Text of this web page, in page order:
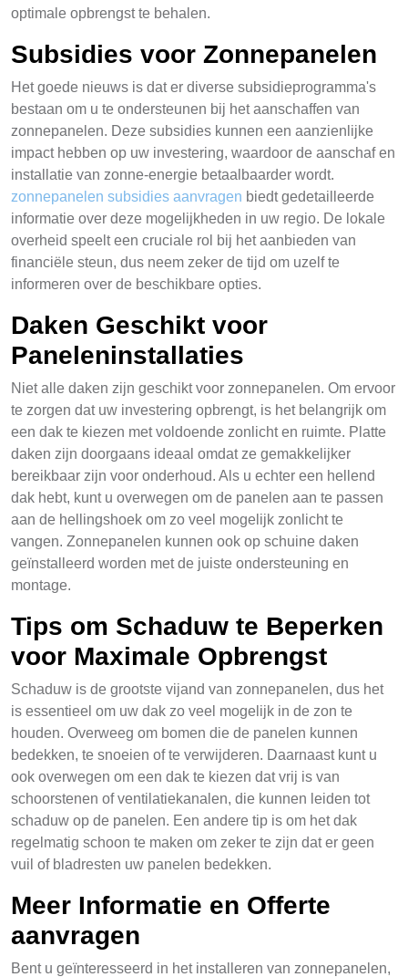
optimale opbrengst te behalen.
Subsidies voor Zonnepanelen
Het goede nieuws is dat er diverse subsidieprogramma's
bestaan om u te ondersteunen bij het aanschaffen van
zonnepanelen. Deze subsidies kunnen een aanzienlijke
impact hebben op uw investering, waardoor de aanschaf en
installatie van zonne-energie betaalbaarder wordt.
zonnepanelen subsidies aanvragen biedt gedetailleerde
informatie over deze mogelijkheden in uw regio. De lokale
overheid speelt een cruciale rol bij het aanbieden van
financiële steun, dus neem zeker de tijd om uzelf te
informeren over de beschikbare opties.
Daken Geschikt voor
Paneleninstallaties
Niet alle daken zijn geschikt voor zonnepanelen. Om ervoor
te zorgen dat uw investering opbrengt, is het belangrijk om
een dak te kiezen met voldoende zonlicht en ruimte. Platte
daken zijn doorgaans ideaal omdat ze gemakkelijker
bereikbaar zijn voor onderhoud. Als u echter een hellend
dak hebt, kunt u overwegen om de panelen aan te passen
aan de hellingshoek om zo veel mogelijk zonlicht te
vangen. Zonnepanelen kunnen ook op schuine daken
geïnstalleerd worden met de juiste ondersteuning en
montage.
Tips om Schaduw te Beperken
voor Maximale Opbrengst
Schaduw is de grootste vijand van zonnepanelen, dus het
is essentieel om uw dak zo veel mogelijk in de zon te
houden. Overweeg om bomen die de panelen kunnen
bedekken, te snoeien of te verwijderen. Daarnaast kunt u
ook overwegen om een dak te kiezen dat vrij is van
schoorstenen of ventilatiekanalen, die kunnen leiden tot
schaduw op de panelen. Een andere tip is om het dak
regelmatig schoon te maken om zeker te zijn dat er geen
vuil of bladresten uw panelen bedekken.
Meer Informatie en Offerte
aanvragen
Bent u geïnteresseerd in het installeren van zonnepanelen,